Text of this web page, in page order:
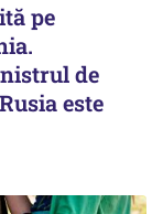
pe
de
este